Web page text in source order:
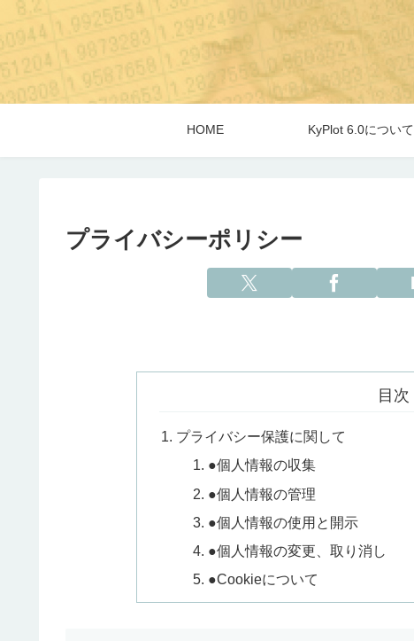
HOME KyPlot 6.0について
プライバシーポリシー
目次
プライバシー保護に関して
●個人情報の収集
●個人情報の管理
●個人情報の使用と開示
●個人情報の変更、取り消し
●Cookieについて